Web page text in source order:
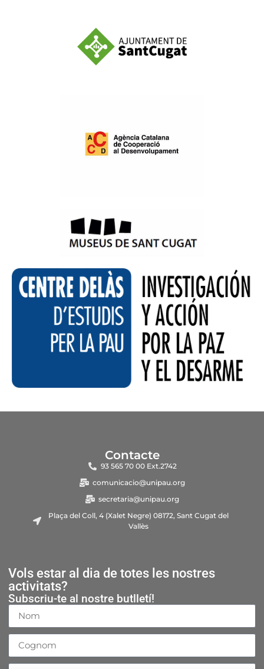
Contacte
93 565 70 00 Ext.2742
comunicacio@unipau.org
secretaria@unipau.org
Plaça del Coll, 4 (Xalet Negre) 08172, Sant Cugat del
Vallès
Vols estar al dia de totes les nostres
activitats?
Subscriu-te al nostre butlletí!